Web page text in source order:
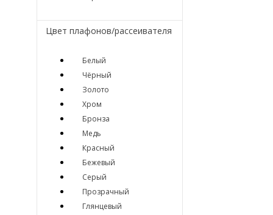
Цвет плафонов/рассеивателя
Белый
Чёрный
Золото
Хром
Бронза
Медь
Красный
Бежевый
Серый
Прозрачный
Глянцевый